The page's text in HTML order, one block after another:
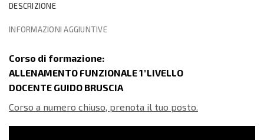
DESCRIZIONE
INFORMAZIONI AGGIUNTIVE
Corso di formazione:
ALLENAMENTO FUNZIONALE 1°LIVELLO
DOCENTE GUIDO BRUSCIA
Corso a numero chiuso, prenota il tuo posto.